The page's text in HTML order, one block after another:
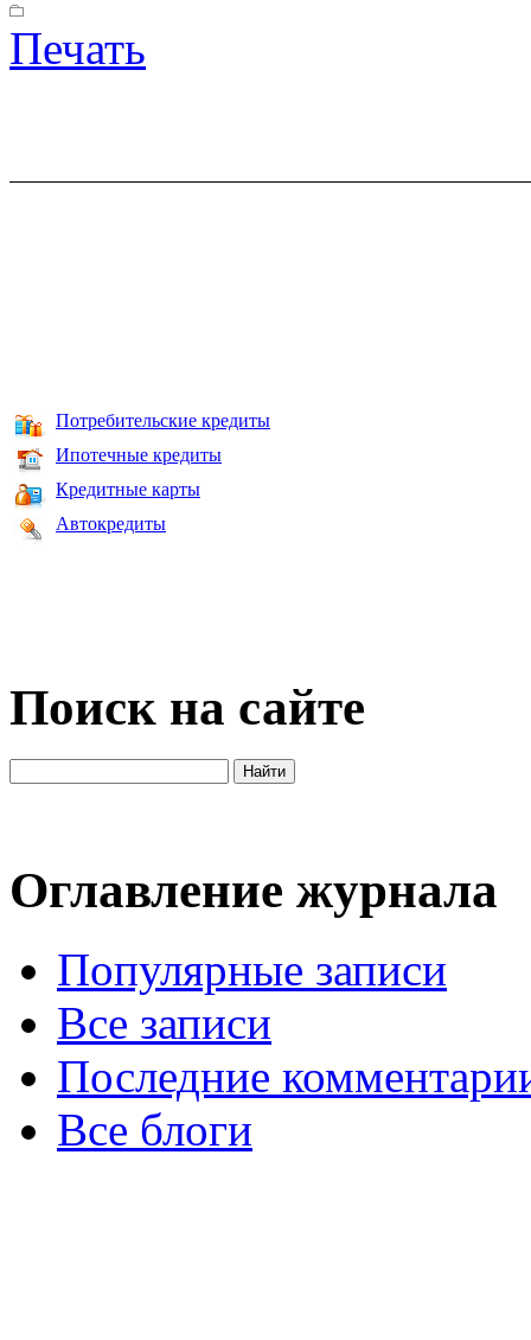
Печать
Потребительские кредиты
Ипотечные кредиты
Кредитные карты
Автокредиты
Поиск на сайте
Оглавление журнала
Популярные записи
Все записи
Последние
Все блоги